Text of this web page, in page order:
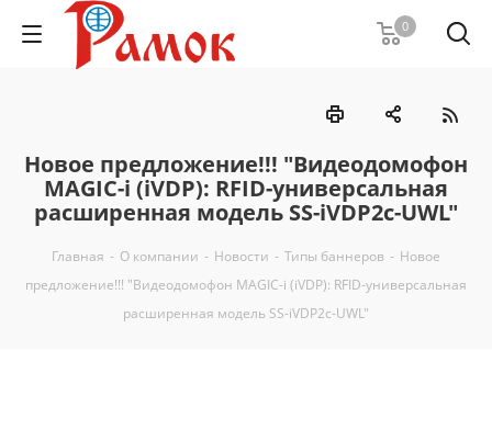
0
Новое предложение!!! "Видеодомофон
MAGIC-i (iVDP): RFID-универсальная
расширенная модель SS-iVDP2c-UWL"
Главная - О компании - Новости - Типы баннеров - Новое
предложение!!! "Видеодомофон MAGIC-i (iVDP): RFID-универсальная
расширенная модель SS-iVDP2c-UWL"